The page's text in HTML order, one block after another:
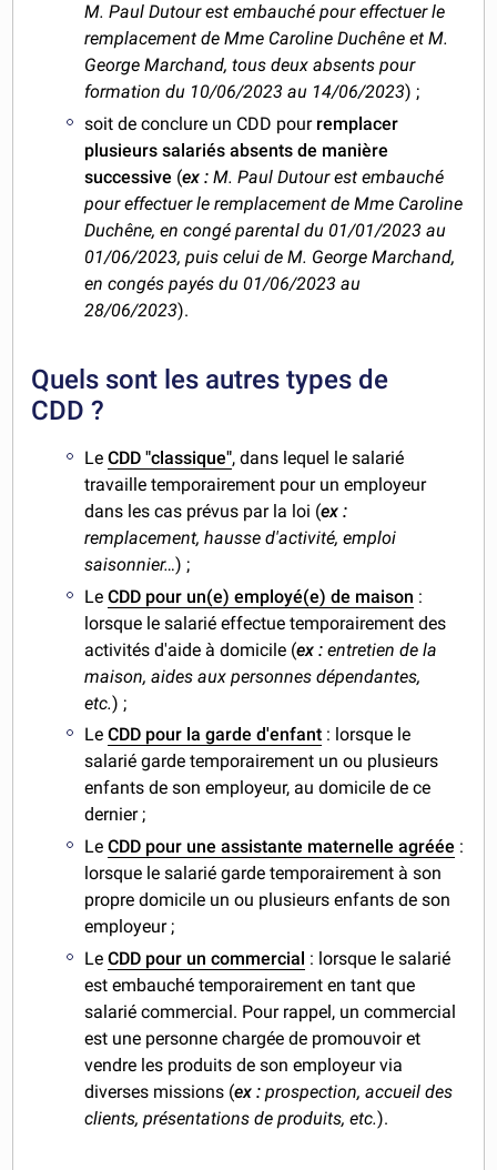
M. Paul Dutour est embauché pour effectuer le
remplacement de Mme Caroline Duchêne et M.
George Marchand, tous deux absents pour
formation du 10/06/2023 au 14/06/2023) ;
soit de conclure un CDD pourremplacer
plusieurs salariés absents de manière
successive (ex :M. Paul Dutour est embauché
pour effectuer le remplacement de Mme Caroline
Duchêne, en congé parental du 01/01/2023 au
01/06/2023, puis celui de M. George Marchand,
en congés payés du 01/06/2023 au
28/06/2023).
Quels sont les autres types de
CDD ?
LeCDD "classique", dans lequel le salarié
travaille temporairement pour un employeur
dans les cas prévus par la loi (ex :
remplacement, hausse d'activité, emploi
saisonnier…) ;
LeCDD pour un(e) employé(e) de maison :
lorsque le salarié effectue temporairement des
activités d'aide à domicile (ex :entretien de la
maison, aides aux personnes dépendantes,
etc.) ;
LeCDD pour la garde d'enfant : lorsque le
salarié garde temporairement un ou plusieurs
enfants de son employeur, au domicile de ce
dernier ;
LeCDD pour une assistante maternelle agréée :
lorsque le salarié garde temporairement à son
propre domicile un ou plusieurs enfants de son
employeur ;
LeCDD pour un commercial : lorsque le salarié
est embauché temporairement en tant que
salarié commercial. Pour rappel, un commercial
est une personne chargée de promouvoir et
vendre les produits de son employeur via
diverses missions (ex : prospection, accueil des
clients, présentations de produits, etc.).